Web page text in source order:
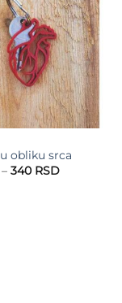
Add to
wishlist
obliku srca
– 340 RSDRaspon